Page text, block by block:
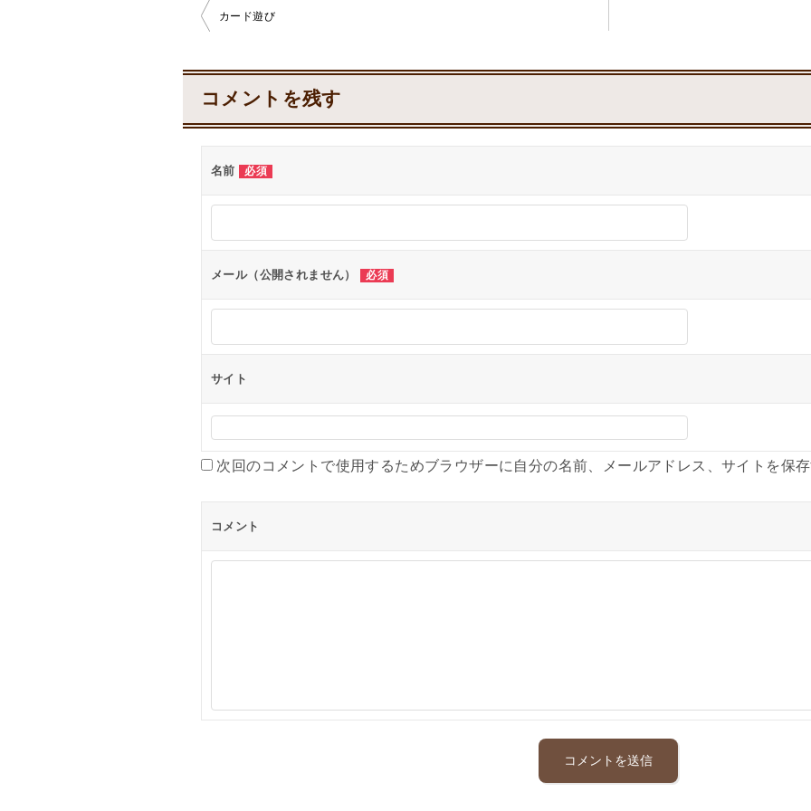
ナ
ゲ
ー
ン
カード遊び
コメントを残す
名前 必須
メール（公開されません） 必須
サイト
次回のコメントで使用するためブラウザーに自分の名前、メールアドレス、サイトを保
コメント